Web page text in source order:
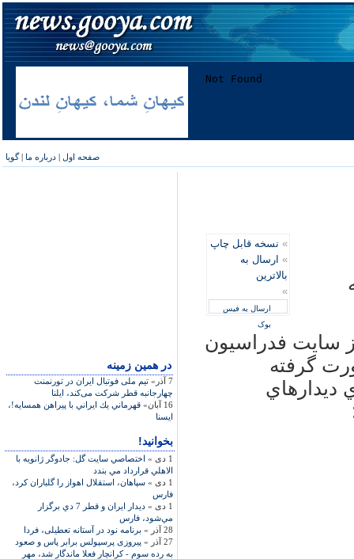
صفحه اول | درباره ما |گویا
در همين زمينه
7 آذر»
تيم ملی فوتبال ايران در تورنمنت
چهارجانبه قطر شرکت می‌کند، ايلنا
16 آبان»
قهرماني يك ايراني با پيراهن همسايه!،
ايسنا
بخوانید!
1 دی »
اختصاصي سايت گل: جادوگر ژانويه با
الاهلي قرارداد مي بندد
1 دی »
سپاهان، استقلال اهواز را گلباران كرد،
فارس
1 دی »
ديدار ايران و قطر 7 دي برگزار
مي‌شود، فارس
28 آذر »
برنامه نود در آستانه تعطیلی، فردا
27 آذر »
پیروزی پرسپولس برابر پاس و صعود
به رده سوم - کرانچار فعلا ماندگار شد، مهر
» نسخه قابل چاپ
» ارسال به
بالاترین
»
ارسال به فیس
بوک
سايت فدراسيون
گرفته
ديدارهاي